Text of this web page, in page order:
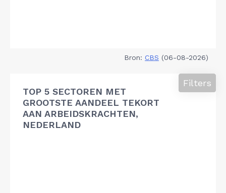
Bron: CBS (06-08-2026)
TOP 5 SECTOREN MET
GROOTSTE AANDEEL TEKORT
AAN ARBEIDSKRACHTEN,
NEDERLAND
Filters